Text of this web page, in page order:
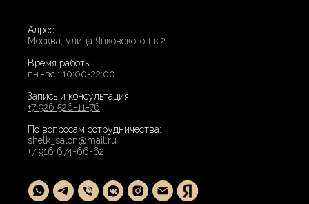
Адрес:
Москва, улица Янковского,1 к.2
Время работы:
пн.-вс.: 10:00-22:00
Запись и консультация:
+7 926 526-11-76
По вопросам сотрудничества:
shelk_salon@mail.ru
+7 916 674-66-62